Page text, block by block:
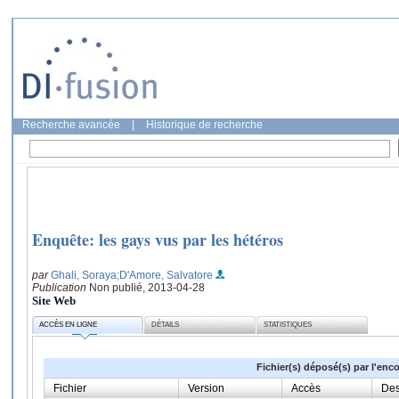
Recherche avancée Historique de recherche
Enquête: les gays vus par les hétéros
parGhali, Soraya;D'Amore, Salvatore
Publication Non publié, 2013-04-28
Site Web
ACCÈS EN LIGNE DÉTAILS STATISTIQUES
Fichier(s) déposé(s) par
Fichier Version Accès